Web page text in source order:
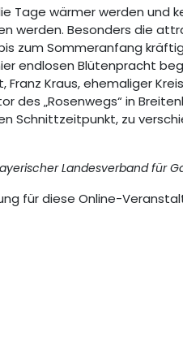
Tage wärmer werden und
werden. Besonders die
zum Sommeranfang
endlosen Blütenpracht
Franz Kraus, ehemaliger
des „Rosenwegs“ in
Schnittzeitpunkt, zu
Landesverband für
für diese Online-